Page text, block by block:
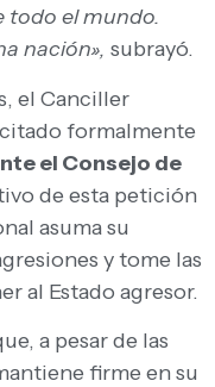
todo el mundo.
nación», subrayó.
el Canciller
formalmente
el Consejo de
de esta petición
asuma su
y tome las
al Estado agresor.
a pesar de las
firme en su